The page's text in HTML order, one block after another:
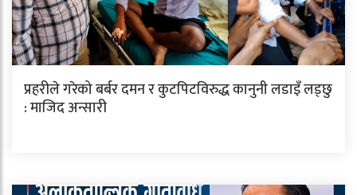
प्रहरीले गरेको बर्बर दमन र कुटपिटविरुद्ध कानुनी लडाइँ लड्छु
: माजिद अन्सारी